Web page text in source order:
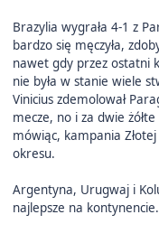
Brazylia wygrała 4-1 z
bardzo się męczyła,
nawet gdy przez ostatni
nie była w stanie wiele
Vinicius zdemolował
mecze, no i za dwie
mówiąc, kampania Złotej
okresu.
Argentyna, Urugwaj i
najlepsze na kontynencie.